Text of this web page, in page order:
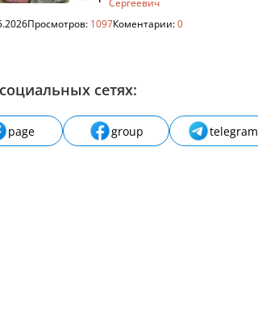
Сергеевич
Просмотров: 1097Коментарии:0
сетях:
page group telegram